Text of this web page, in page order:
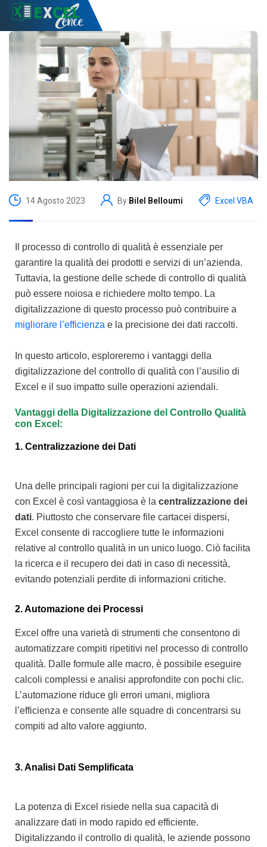
14 Agosto 2023 By Bilel Belloumi Excel VBA
Il processo di controllo di qualità è essenziale per
garantire la qualità dei prodotti e servizi di un’azienda.
Tuttavia, la gestione delle schede di controllo di qualità
può essere noiosa e richiedere molto tempo. La
digitalizzazione di questo processo può contribuire a
migliorare l’efficienza e la precisione dei dati raccolti.
In questo articolo, esploreremo i vantaggi della
digitalizzazione del controllo di qualità con l’ausilio di
Excel e il suo impatto sulle operazioni aziendali.
Vantaggi della Digitalizzazione del Controllo Qualità
con Excel:
1. Centralizzazione dei Dati
Una delle principali ragioni per cui la digitalizzazione
con Excel è così vantaggiosa è la centralizzazione dei
dati. Piuttosto che conservare file cartacei dispersi,
Excel consente di raccogliere tutte le informazioni
relative al controllo qualità in un unico luogo. Ciò facilita
la ricerca e il recupero dei dati in caso di necessità,
evitando potenziali perdite di informazioni critiche.
2. Automazione dei Processi
Excel offre una varietà di strumenti che consentono di
automatizzare compiti ripetitivi nel processo di controllo
qualità. Dalle formule alle macro, è possibile eseguire
calcoli complessi e analisi approfondite con pochi clic.
L’automazione riduce gli errori umani, migliora
l’efficienza e consente alle squadre di concentrarsi su
compiti ad alto valore aggiunto.
3. Analisi Dati Semplificata
La potenza di Excel risiede nella sua capacità di
analizzare dati in modo rapido ed efficiente.
Digitalizzando il controllo di qualità, le aziende possono